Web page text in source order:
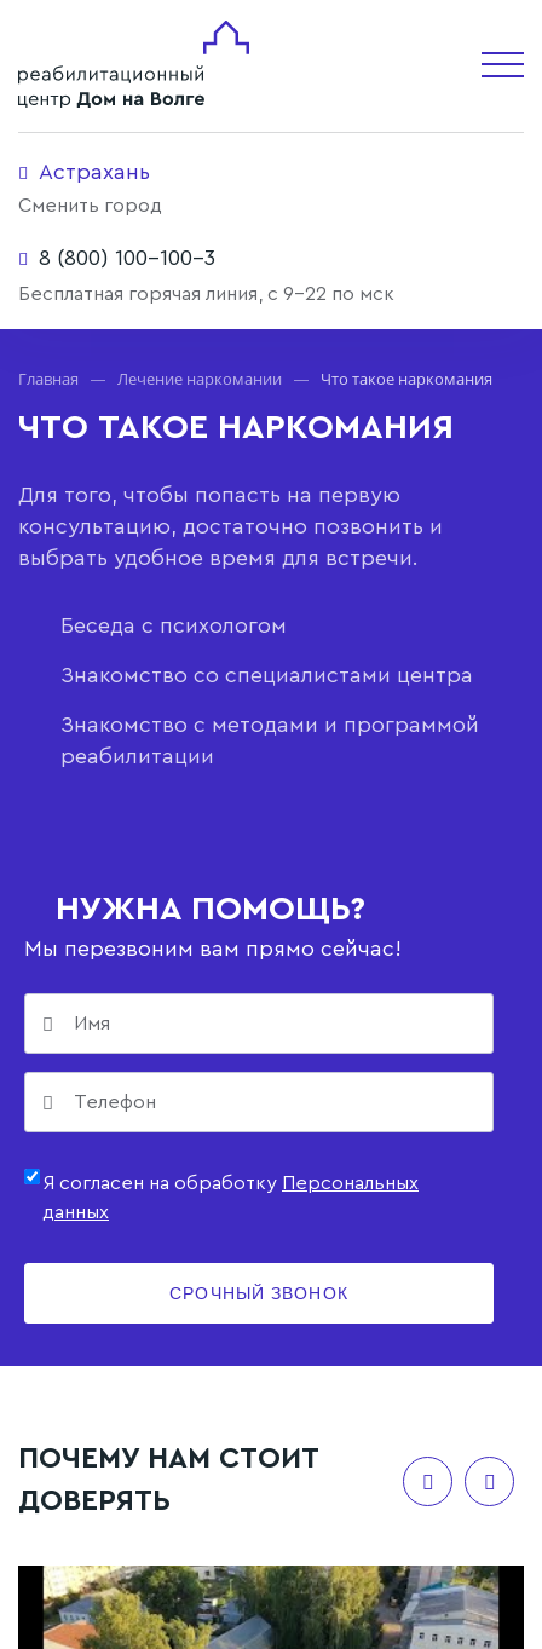
Астрахань
Сменить город
8 (800) 100-100-3
Бесплатная горячая линия, с 9-22 по мск
Главная Лечение наркомании Что такое наркомания
ЧТО ТАКОЕ НАРКОМАНИЯ
Для того, чтобы попасть на первую
консультацию, достаточно позвонить и
выбрать удобное время для встречи.
Беседа с психологом
Знакомство со специалистами центра
Знакомство с методами и программой
реабилитации
НУЖНА ПОМОЩЬ?
Мы перезвоним вам прямо сейчас!
Я согласен на обработку Персональных
данных
СРОЧНЫЙ ЗВОНОК
ПОЧЕМУ НАМ СТОИТ
ДОВЕРЯТЬ